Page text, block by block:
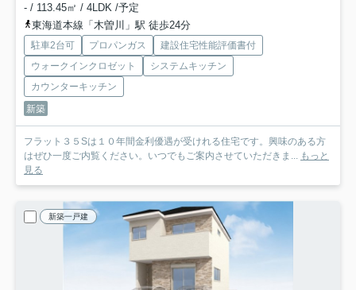
- / 113.45㎡ / 4LDK /予定
東海道本線「木曽川」駅 徒歩24分
駐車2台可 プロパンガス
建設住宅性能評価書付
ウォークインクロゼット
システムキッチン
カウンターキッチン
新築
フラット３５Sは１０年間金利優遇が受けれる住宅です。興味のある方
はぜひ一度ご内覧ください。いつでもご案内させていただきま... もっと
見る
新築一戸建